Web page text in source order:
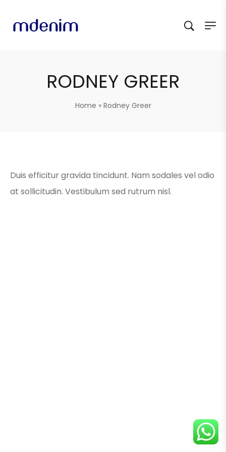
RODNEY GREER
Home » Rodney Greer
Duis efficitur gravida tincidunt. Nam sodales vel odio
at sollicitudin. Vestibulum sed rutrum nisl.